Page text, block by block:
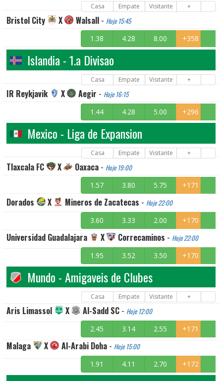
Casa Empate Visitante +
Bristol City X Walsall - Hoje 15:45
1.38 4.28 8.00 +358
Islandia - 1.a Divisao
Casa Empate Visitante +
IR Reykjavik X Aegir - Hoje 16:15
1.44 4.28 5.00 +296
Mexico - Liga de Expansion
Casa Empate Visitante +
Tlaxcala FC X Oaxaca - Hoje 19:00
1.57 3.80 5.75 +171
Dorados X Mineros de Zacatecas - Hoje 22:00
3.60 3.33 2.00 +170
Universidad Guadalajara X Correcaminos - Hoje 22:00
1.95 3.52 3.50 +170
Mundo - Amigaveis de Clubes
Casa Empate Visitante +
Aris Limassol X Al-Sadd SC - Hoje 12:00
2.45 3.14 2.55 +171
Malaga X Al-Arabi Doha - Hoje 15:00
1.91 4.11 2.70 +172